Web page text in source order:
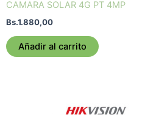
CAMARA SOLAR 4G PT 4MP
Bs.1.880,00
Añadir al carrito